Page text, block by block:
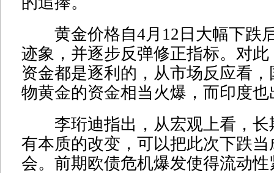
黄金价格自4月12日大幅下跌
迹象，并逐步反弹修正指标。对
资金都是逐利的，从市场反应看
物黄金的资金相当火爆，而印度
李珩迪指出，从宏观上看，长
有本质的改变，可以把此次下跌
会。前期欧债危机爆发使得流动